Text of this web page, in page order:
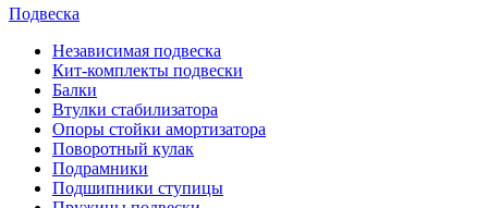
Подвеска
Независимая подвеска
Кит-комплекты подвески
Балки
Втулки стабилизатора
Опоры стойки амортизатора
Поворотный кулак
Подрамники
Подшипники ступицы